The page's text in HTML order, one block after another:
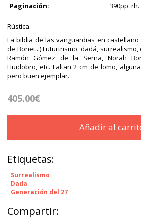
Paginación:
390pp. rh.
Rústica.
La biblia de las vanguardias en
de Bonet...) Futurtrismo, dadá, surrealismo,
Ramón Gómez de la Serna, Norah
Huidobro, etc. Faltan 2 cm de lomo,
pero buen ejemplar.
405.00€
Añadir al
Etiquetas:
Surrealismo
Dada
Generación del 27
Compartir: